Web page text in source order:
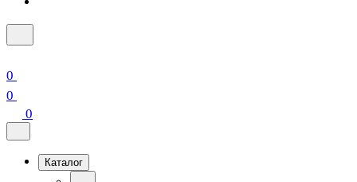
0
0
0
Каталог